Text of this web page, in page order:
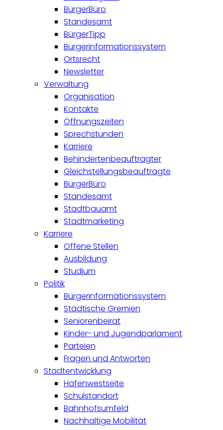
BürgerBüro
Standesamt
BürgerTipp
Bürgerinformationssystem
Ortsrecht
Newsletter
Verwaltung
Organisation
Kontakte
Öffnungszeiten
Sprechstunden
Karriere
Behindertenbeauftragter
Gleichstellungsbeauftragte
BürgerBüro
Standesamt
Stadtbauamt
Stadtmarketing
Karriere
Offene Stellen
Ausbildung
Studium
Politik
Bürgerinformationssystem
Städtische Gremien
Seniorenbeirat
Kinder- und Jugendparlament
Parteien
Fragen und Antworten
Stadtentwicklung
Hafenwestseite
Schulstandort
Bahnhofsumfeld
Nachhaltige Mobilität